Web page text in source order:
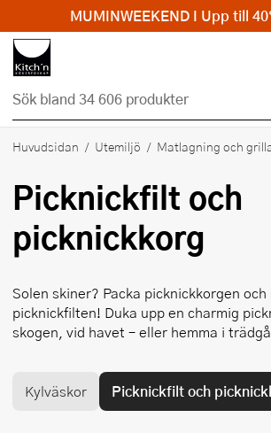
Hopp till huvudinnehållet
Huvudsidan Utemiljö Matlagning och
Picknickfilt och
picknickkorg
Solen skiner? Packa picknickkorgen
picknickfilten! Duka upp en charmig
skogen, vid havet – eller hemma i
Kylväskor Picknickfilt och
MUMINWEEKEND I Upp till